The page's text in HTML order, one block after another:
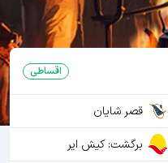
آبادگران
اقساطی
قصر شایان
برگشت: کیش ایر